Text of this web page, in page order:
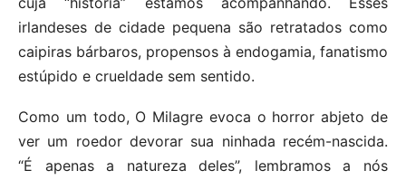
irlandeses de cidade pequena são retratados como
caipiras bárbaros, propensos à endogamia, fanatismo
estúpido e crueldade sem sentido.
Como um todo, O Milagre evoca o horror abjeto de
ver um roedor devorar sua ninhada recém-nascida.
“É apenas a natureza deles”, lembramos a nós